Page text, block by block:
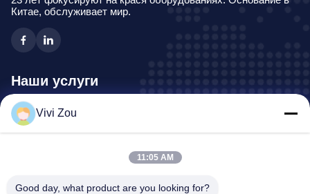
Китае, обслуживает мир.
Наши услуги
Производственная линия картины корабля
Автомобильная линия краски
Автоматическая линия краски металлического листа
Будочка брызг автобуса
Vivi Zou
11:05 AM
Good day, what product are you looking for?